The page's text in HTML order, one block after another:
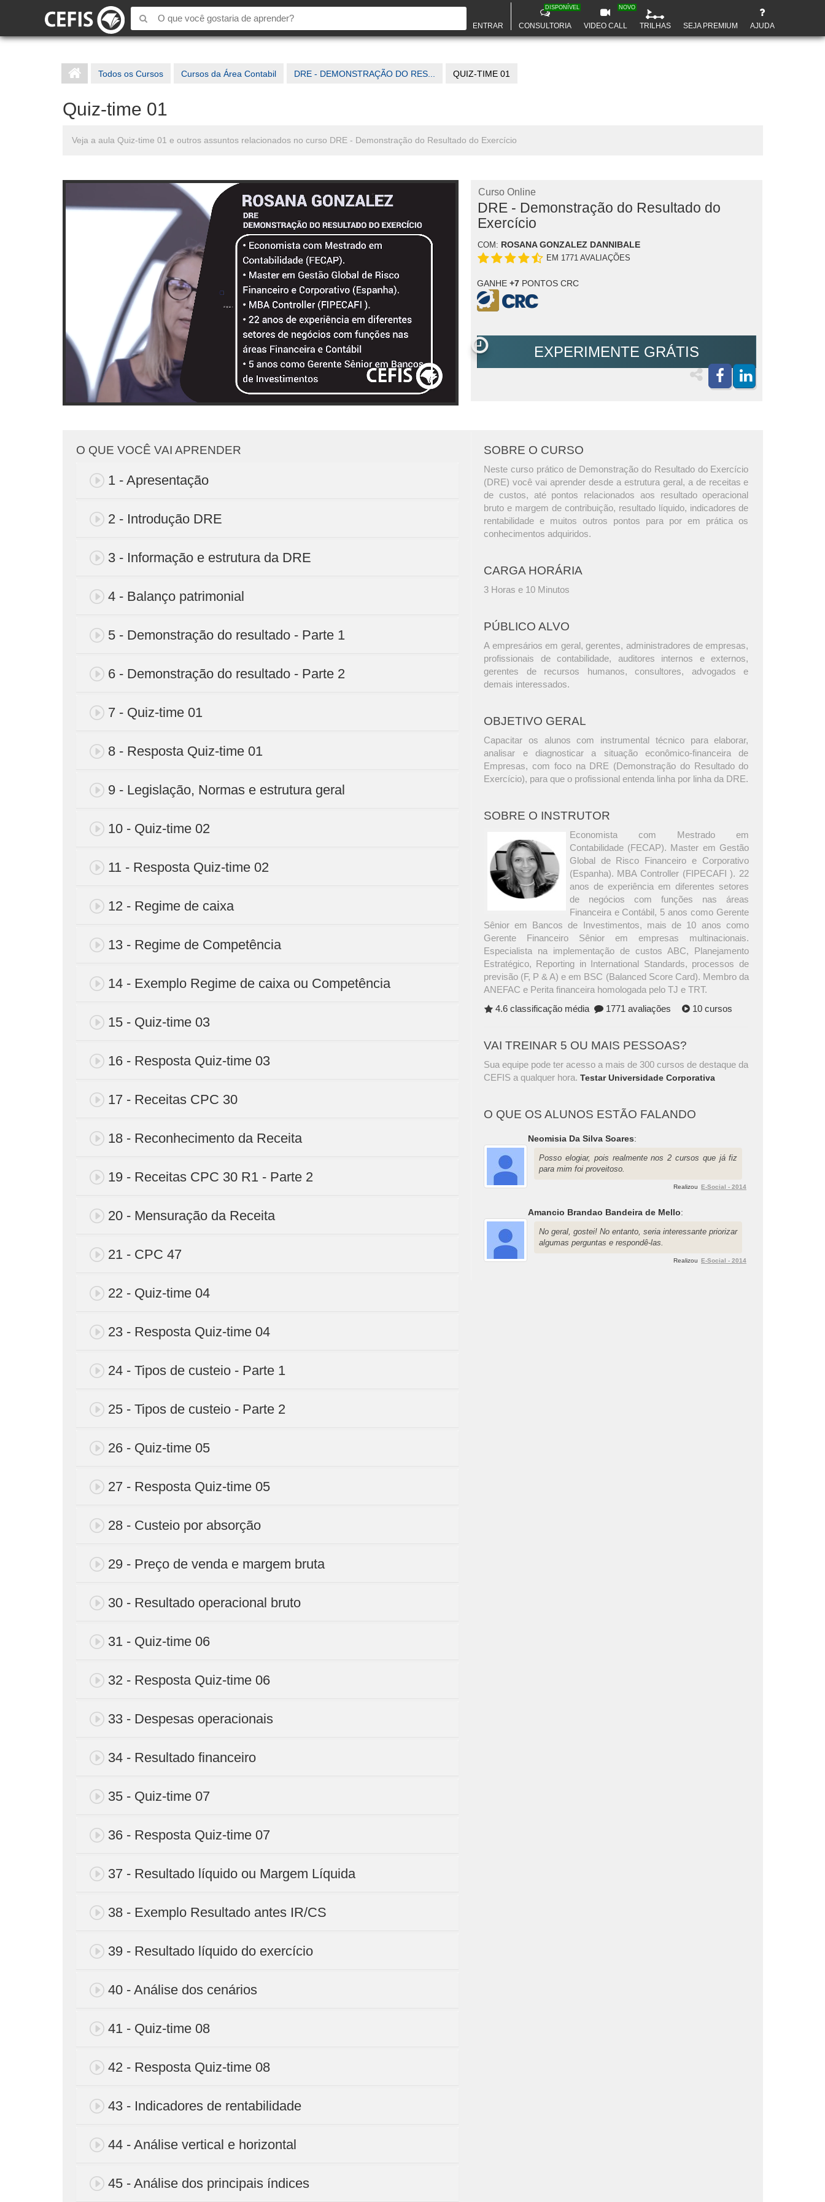
ENTRAR CONSULTORIA
DISPONÍVEL
VIDEO CALL
NOVO
TRILHAS SEJA PREMIUM AJUDA
Todos os Cursos Cursos da Área Contabil DRE - DEMONSTRAÇÃO DO RES... QUIZ-TIME 01
Quiz-time 01
Veja a aula Quiz-time 01 e outros assuntos relacionados no curso DRE - Demonstração do Resultado do Exercício
Curso Online
DRE - Demonstração do Resultado do
Exercício
COM: ROSANA GONZALEZ DANNIBALE
EM 1771 AVALIAÇÕES
GANHE+7 PONTOS CRC
EXPERIMENTE GRÁTIS
O QUE VOCÊ VAI APRENDER
1 - Apresentação
2 - Introdução DRE
3 - Informação e estrutura da DRE
4 - Balanço patrimonial
5 - Demonstração do resultado - Parte 1
6 - Demonstração do resultado - Parte 2
7 - Quiz-time 01
8 - Resposta Quiz-time 01
9 - Legislação, Normas e estrutura geral
10 - Quiz-time 02
11 - Resposta Quiz-time 02
12 - Regime de caixa
13 - Regime de Competência
14 - Exemplo Regime de caixa ou Competência
15 - Quiz-time 03
16 - Resposta Quiz-time 03
17 - Receitas CPC 30
18 - Reconhecimento da Receita
19 - Receitas CPC 30 R1 - Parte 2
20 - Mensuração da Receita
21 - CPC 47
22 - Quiz-time 04
23 - Resposta Quiz-time 04
24 - Tipos de custeio - Parte 1
25 - Tipos de custeio - Parte 2
26 - Quiz-time 05
27 - Resposta Quiz-time 05
28 - Custeio por absorção
29 - Preço de venda e margem bruta
30 - Resultado operacional bruto
31 - Quiz-time 06
32 - Resposta Quiz-time 06
33 - Despesas operacionais
34 - Resultado financeiro
35 - Quiz-time 07
36 - Resposta Quiz-time 07
37 - Resultado líquido ou Margem Líquida
38 - Exemplo Resultado antes IR/CS
39 - Resultado líquido do exercício
40 - Análise dos cenários
41 - Quiz-time 08
42 - Resposta Quiz-time 08
43 - Indicadores de rentabilidade
44 - Análise vertical e horizontal
45 - Análise dos principais índices
SOBRE O CURSO
Neste curso prático de Demonstração do Resultado do Exercício
(DRE) você vai aprender desde a estrutura geral, a de receitas e
de custos, até pontos relacionados aos resultado operacional
bruto e margem de contribuição, resultado líquido, indicadores de
rentabilidade e muitos outros pontos para por em prática os
conhecimentos adquiridos.
CARGA HORÁRIA
3 Horas e 10 Minutos
PÚBLICO ALVO
A empresários em geral, gerentes, administradores de empresas,
profissionais de contabilidade, auditores internos e externos,
gerentes de recursos humanos, consultores, advogados e
demais interessados.
OBJETIVO GERAL
Capacitar os alunos com instrumental técnico para elaborar,
analisar e diagnosticar a situação econômico-financeira de
Empresas, com foco na DRE (Demonstração do Resultado do
Exercício), para que o profissional entenda linha por linha da DRE.
SOBRE O INSTRUTOR
Economista com Mestrado em
Contabilidade (FECAP). Master em Gestão
Global de Risco Financeiro e Corporativo
(Espanha). MBA Controller (FIPECAFI ). 22
anos de experiência em diferentes setores
de negócios com funções nas áreas
Financeira e Contábil, 5 anos como Gerente
Sênior em Bancos de Investimentos, mais de 10 anos como
Gerente Financeiro Sênior em empresas multinacionais.
Especialista na implementação de custos ABC, Planejamento
Estratégico, Reporting in International Standards, processos de
previsão (F, P & A) e em BSC (Balanced Score Card). Membro da
ANEFAC e Perita financeira homologada pelo TJ e TRT.
4.6 classificação média
1771 avaliações 10 cursos
VAI TREINAR 5 OU MAIS PESSOAS?
Sua equipe pode ter acesso a mais de 300 cursos de destaque da
CEFIS a qualquer hora.Testar Universidade Corporativa
O QUE OS ALUNOS ESTÃO FALANDO
Neomisia Da Silva Soares:
Posso elogiar, pois realmente nos 2 cursos que já fiz
para mim foi proveitoso.
Realizou E-Social - 2014
Amancio Brandao Bandeira de Mello:
No geral, gostei! No entanto, seria interessante priorizar
algumas perguntas e respondê-las.
Realizou E-Social - 2014